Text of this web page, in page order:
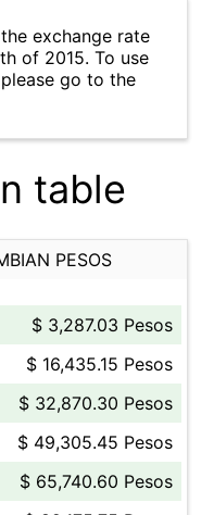
exchange rate
of 2015. To use
go to the
table
PESOS
$ 3,287.03 Pesos
$ 16,435.15 Pesos
$ 32,870.30 Pesos
$ 49,305.45 Pesos
$ 65,740.60 Pesos